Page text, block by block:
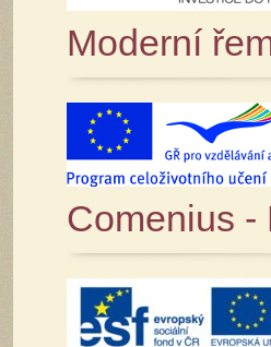
Moderní
Comenius -